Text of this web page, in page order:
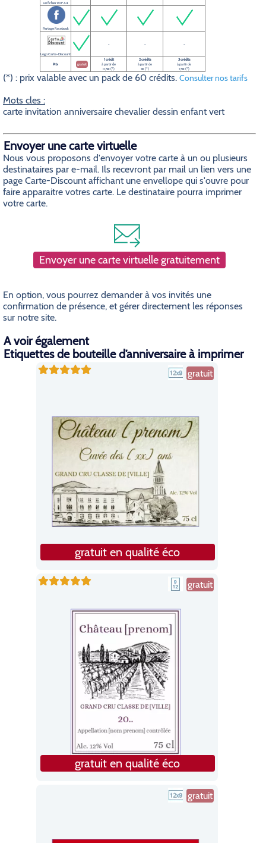
un fichier PDF A4
Partage Facebook
Logo Carte-Discount
- - -
Prix gratuit
1 crédit
à partir de
0,5€ (*)
2 crédits
à partir de
1€ (*)
3 crédits
à partir de
1,5€ (*)
(*) : prix valable avec un pack de 60 crédits. Consulter nos tarifs
Mots cles :
carte invitation anniversaire chevalier dessin enfant vert
Envoyer une carte virtuelle
Nous vous proposons d'envoyer votre carte à un ou plusieurs
destinataires par e-mail. Ils recevront par mail un lien vers une
page Carte-Discount affichant une envellope qui s'ouvre pour
faire apparaitre votres carte. Le destinataire pourra imprimer
votre carte.
Envoyer une carte virtuelle gratuitement
En option, vous pourrez demander à vos invités une
confirmation de présence, et gérer directement les réponses
sur notre site.
A voir également
Etiquettes de bouteille d’anniversaire à imprimer
gratuit
gratuit en qualité éco
gratuit
gratuit en qualité éco
gratuit